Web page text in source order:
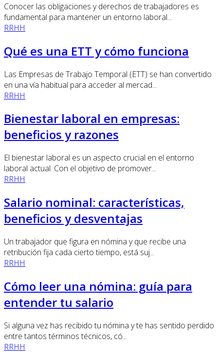
Conocer las obligaciones y derechos de trabajadores es
fundamental para mantener un entorno laboral...
RRHH
Qué es una ETT y cómo funciona
Las Empresas de Trabajo Temporal (ETT) se han convertido
en una vía habitual para acceder al mercad...
RRHH
Bienestar laboral en empresas:
beneficios y razones
El bienestar laboral es un aspecto crucial en el entorno
laboral actual. Con el objetivo de promover...
RRHH
Salario nominal: características,
beneficios y desventajas
Un trabajador que figura en nómina y que recibe una
retribución fija cada cierto tiempo, está suj...
RRHH
Cómo leer una nómina: guía para
entender tu salario
Si alguna vez has recibido tu nómina y te has sentido perdido
entre tantos términos técnicos, có...
RRHH